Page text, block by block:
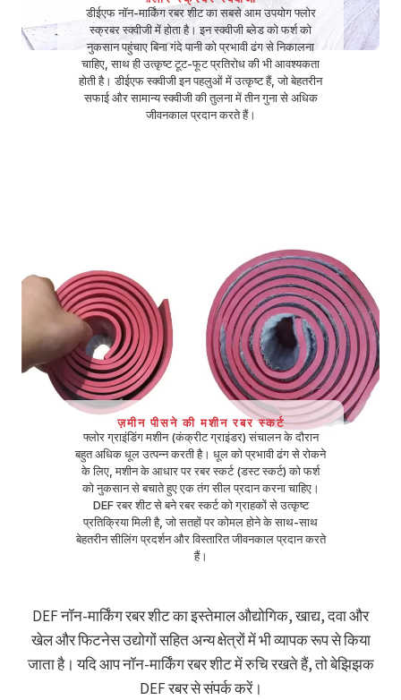
डीईएफ नॉन-मार्किंग रबर शीट का सबसे आम उपयोग फ्लोर
स्क्रबर स्क्वीजी में होता है। इन स्क्वीजी ब्लेड को फर्श को
नुकसान पहुंचाए बिना गंदे पानी को प्रभावी ढंग से निकालना
चाहिए, साथ ही उत्कृष्ट टूट-फूट प्रतिरोध की भी आवश्यकता
होती है। डीईएफ स्क्वीजी इन पहलुओं में उत्कृष्ट हैं, जो बेहतरीन
सफाई और सामान्य स्क्वीजी की तुलना में तीन गुना से अधिक
जीवनकाल प्रदान करते हैं।
ज़मीनपीसने की मशीन रबर स्कर्ट
फ्लोर ग्राइंडिंग मशीन (कंक्रीट ग्राइंडर) संचालन के दौरान
बहुत अधिक धूल उत्पन्न करती है। धूल को प्रभावी ढंग से रोकने
के लिए, मशीन के आधार पर रबर स्कर्ट (डस्ट स्कर्ट) को फर्श
को नुकसान से बचाते हुए एक तंग सील प्रदान करना चाहिए।
DEF रबर शीट से बने रबर स्कर्ट को ग्राहकों से उत्कृष्ट
प्रतिक्रिया मिली है, जो सतहों पर कोमल होने के साथ-साथ
बेहतरीन सीलिंग प्रदर्शन और विस्तारित जीवनकाल प्रदान करते
हैं।
DEF नॉन-मार्किंग रबर शीट का इस्तेमाल औद्योगिक, खाद्य, दवा और
खेल और फिटनेस उद्योगों सहित अन्य क्षेत्रों में भी व्यापक रूप से किया
जाता है। यदि आप नॉन-मार्किंग रबर शीट में रुचि रखते हैं, तो बेझिझक
DEF रबर से संपर्क करें।